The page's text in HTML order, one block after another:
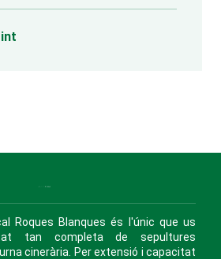
Roques Blanques és l'únic que us
tan completa de sepultures
cinerària. Per extensió i capacitat